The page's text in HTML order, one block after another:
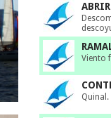
Viento
Quinal.